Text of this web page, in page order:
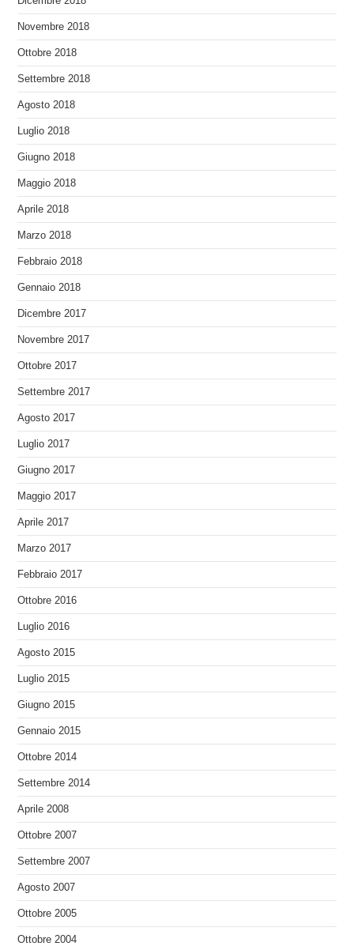
Novembre 2018
Ottobre 2018
Settembre 2018
Agosto 2018
Luglio 2018
Giugno 2018
Maggio 2018
Aprile 2018
Marzo 2018
Febbraio 2018
Gennaio 2018
Dicembre 2017
Novembre 2017
Ottobre 2017
Settembre 2017
Agosto 2017
Luglio 2017
Giugno 2017
Maggio 2017
Aprile 2017
Marzo 2017
Febbraio 2017
Ottobre 2016
Luglio 2016
Agosto 2015
Luglio 2015
Giugno 2015
Gennaio 2015
Ottobre 2014
Settembre 2014
Aprile 2008
Ottobre 2007
Settembre 2007
Agosto 2007
Ottobre 2005
Ottobre 2004